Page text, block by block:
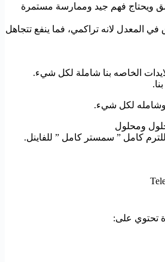
ويحتاج فهم جيد وممارسة مستمرة
المعدل لانه تراكمي، فما ينفع تتجاهل
الخاصه بنا شاملة لكل شيء.
لكل شيء.
ومحلول
كامل ” سمستر كامل ” للفاينل.
تحتوي على: